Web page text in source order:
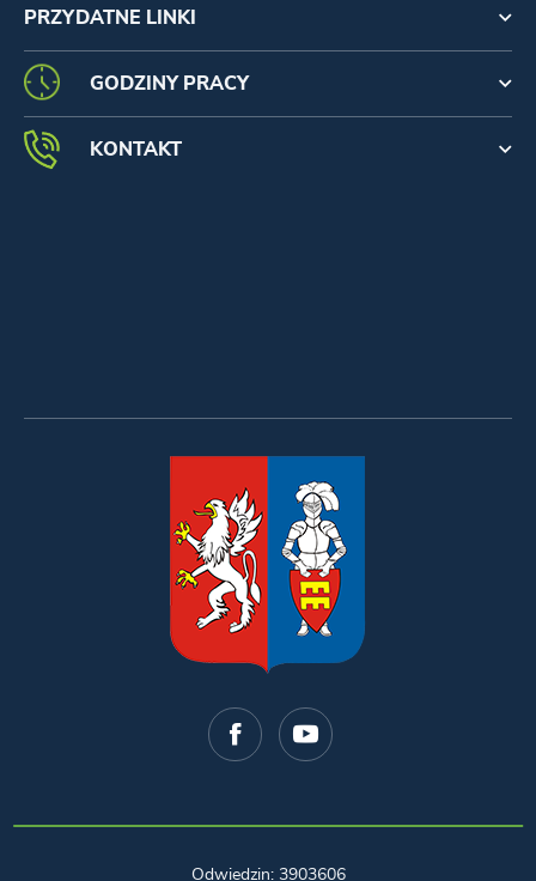
PRZYDATNE LINKI
GODZINY PRACY
KONTAKT
Odwiedzin: 3903606